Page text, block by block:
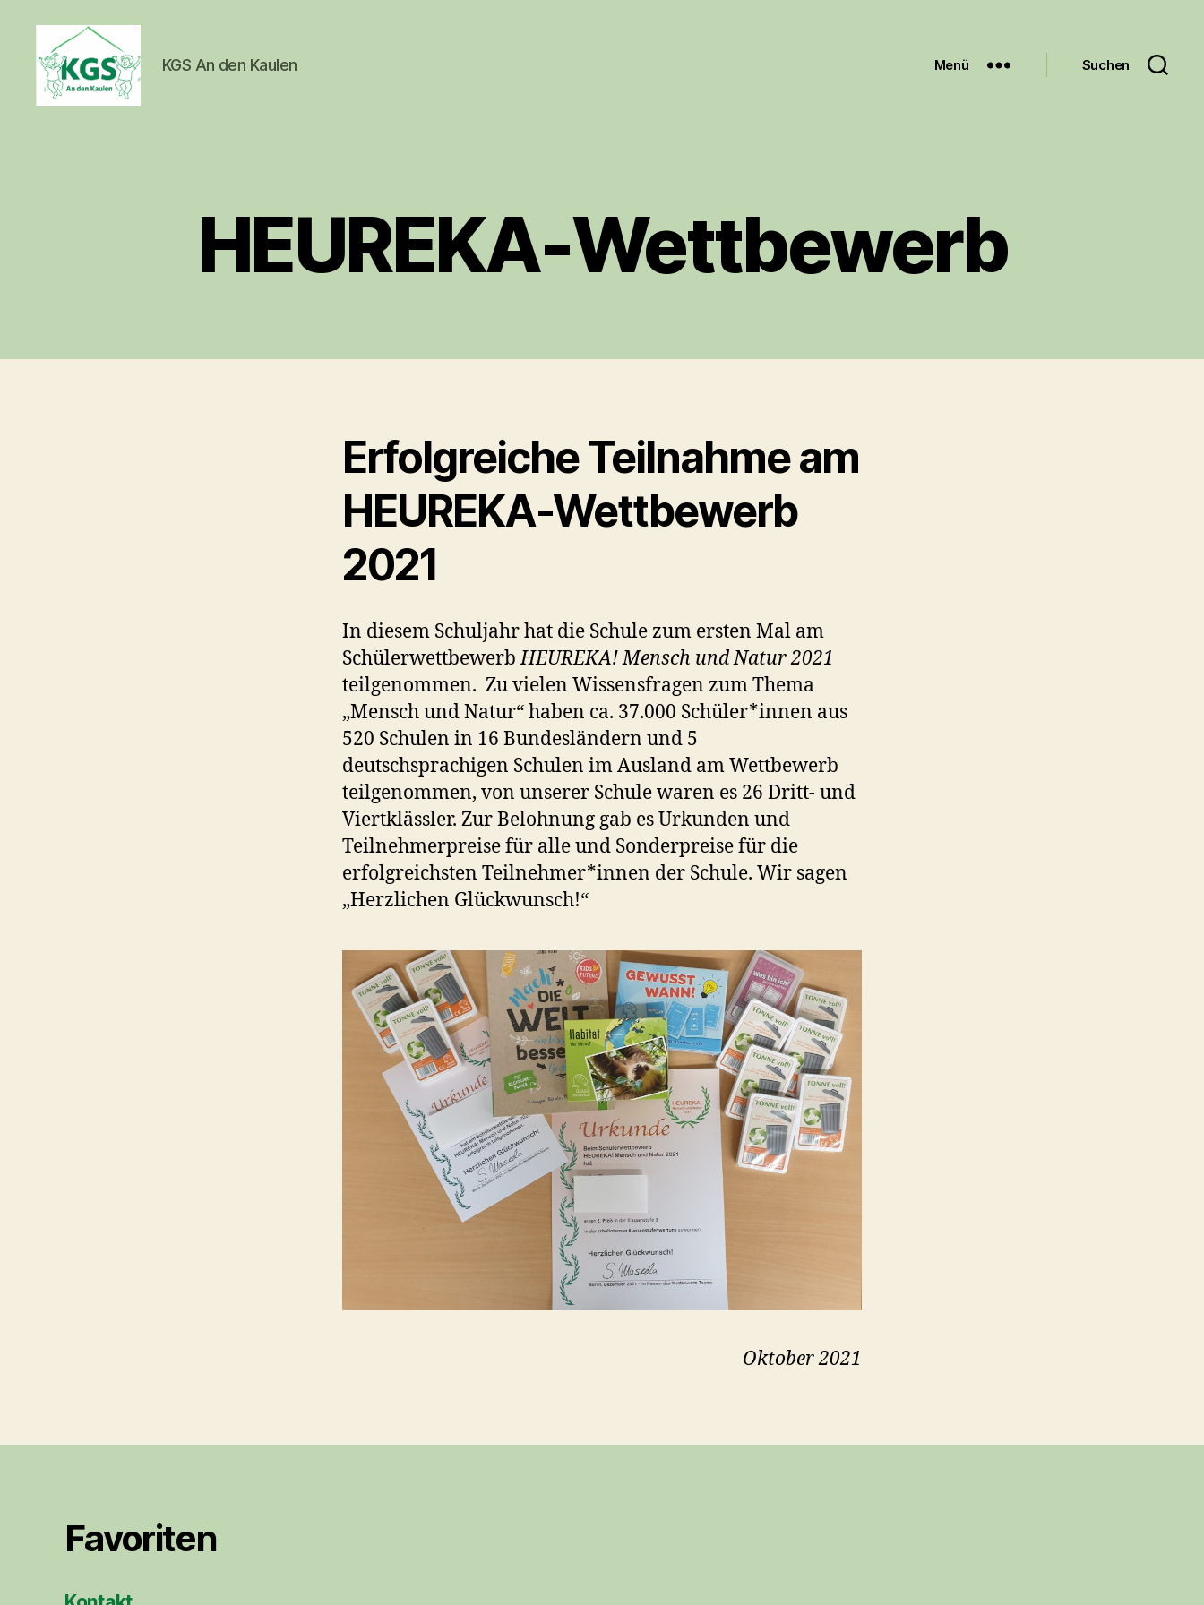
KGS An den Kaulen Menü Suchen
HEUREKA-Wettbewerb
Erfolgreiche Teilnahme am
HEUREKA-Wettbewerb
2021
In diesem Schuljahr hat die Schule zum ersten Mal am
SchülerwettbewerbHEUREKA! Mensch und Natur 2021
teilgenommen. Zu vielen Wissensfragen zum Thema
„Mensch und Natur“ haben ca. 37.000 Schüler*innen aus
520 Schulen in 16 Bundesländern und 5
deutschsprachigen Schulen im Ausland am Wettbewerb
teilgenommen, von unserer Schule waren es 26 Dritt- und
Viertklässler. Zur Belohnung gab es Urkunden und
Teilnehmerpreise für alle und Sonderpreise für die
erfolgreichsten Teilnehmer*innen der Schule. Wir sagen
„Herzlichen Glückwunsch!“
Oktober 2021
Favoriten